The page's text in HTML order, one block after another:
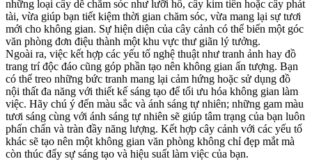
những loại cây dễ chăm sóc như lưỡi hổ, cây kim tiền hoặc cây phát
tài, vừa giúp bạn tiết kiệm thời gian chăm sóc, vừa mang lại sự tươi
mới cho không gian. Sự hiện diện của cây cảnh có thể biến một góc
văn phòng đơn điệu thành một khu vực thư giãn lý tưởng.
Ngoài ra, việc kết hợp các yếu tố nghệ thuật như tranh ảnh hay đồ
trang trí độc đáo cũng góp phần tạo nên không gian ấn tượng. Bạn
có thể treo những bức tranh mang lại cảm hứng hoặc sử dụng đồ
nội thất đa năng với thiết kế sáng tạo để tối ưu hóa không gian làm
việc. Hãy chú ý đến màu sắc và ánh sáng tự nhiên; những gam màu
tươi sáng cùng với ánh sáng tự nhiên sẽ giúp tâm trạng của bạn luôn
phấn chấn và tràn đầy năng lượng. Kết hợp cây cảnh với các yếu tố
khác sẽ tạo nên một không gian văn phòng không chỉ đẹp mắt mà
còn thúc đẩy sự sáng tạo và hiệu suất làm việc của bạn.